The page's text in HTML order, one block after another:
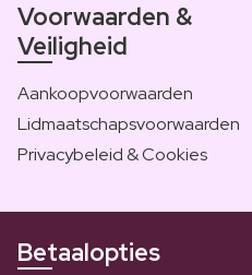
Voorwaarden &
Veiligheid
Aankoopvoorwaarden
Lidmaatschapsvoorwaarden
Privacybeleid & Cookies
Betaalopties